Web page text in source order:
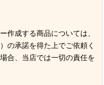
作成する商品については、
の承諾を得た上でご依頼く
合、当店では一切の責任を